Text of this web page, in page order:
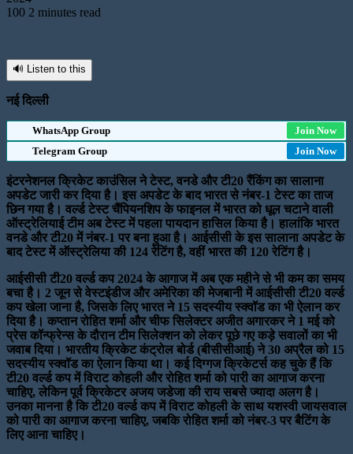
100 2 minutes read
🔊 Listen to this
नई दिल्ली
WhatsApp Group
Join Now
Telegram Group
Join Now
इंटरनेशनल क्रिकेट काउंसिल ने टेस्ट, वनडे और टी20 रैंकिंग का सालाना
अपडेट जारी कर दिया है। इस अपडेट के बाद भारत से नंबर-1 टेस्ट का ताज
छिन गया है। वर्ल्ड टेस्ट चैंपियनशिप के फाइनल में भारत को धूल चटाने वाली
ऑस्ट्रेलियाई टीम अब टेस्ट में पहला पायदान हासिल किया है। हालांकि भारत
वनडे और टी20 में नंबर-1 पर बना हुआ है। आईसीसी के इस सालाना अपडेट के
बाद टेस्ट में ऑस्ट्रेलिया की 124 रेटिंग है, वहीं भारत की 120 रेटिंग है।
आईसीसी टी20 वर्ल्ड कप 2024 के आगाज में अब एक महीने से भी कम का समय
बचा है। 2 जून से वेस्टइंडीज और अमेरिका की मेजबानी में आईसीसी टी20 वर्ल्ड
कप खेला जाना है, जिसके लिए भारत ने 15 सदस्यीय स्क्वॉड का भी ऐलान कर
दिया है। कप्तान रोहित शर्मा और चीफ सिलेक्टर अजीत अगारकर ने 1 मई को
प्रेस कॉन्फ्रेन्स के दौरान टीम सिलेक्शन को लेकर पूछे गए कड़े सवालों का भी
जवाब दिया। भारतीय क्रिकेट कंट्रोल बोर्ड (बीसीसीआई) ने 30 अप्रैल को 15
सदस्यीय स्क्वॉड का ऐलान किया था। कई दिग्गज क्रिकेटर्स कह चुके हैं कि
टी20 वर्ल्ड कप में विराट कोहली और रोहित शर्मा को पारी का आगाज करना
चाहिए, लेकिन पूर्व क्रिकेटर अजय जडेजा की राय सबसे ज्यादा अलग है।
उनका मानना है कि टी20 वर्ल्ड कप में विराट कोहली के साथ यशस्वी जायसवाल
को पारी का आगाज करना चाहिए, जबकि रोहित शर्मा को नंबर-3 पर बैटिंग के
लिए आना चाहिए।